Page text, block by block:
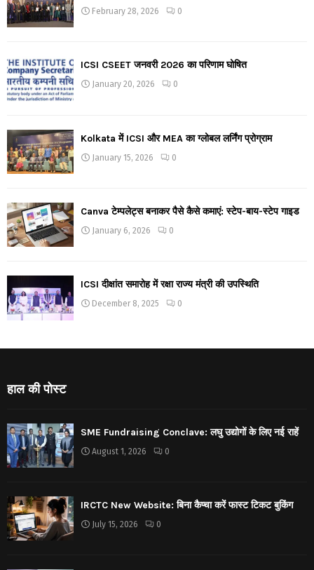
February 28, 2026 0
ICSI CSEET जनवरी 2026 का परिणाम घोषित
January 20, 2026 0
Kolkata में ICSI और MEA का ग्लोबल लर्निंग प्रोग्राम
January 15, 2026 0
Canva टेम्पलेट्स बनाकर पैसे कैसे कमाएं: स्टेप-बाय-स्टेप गाइड
January 6, 2026 0
ICSI दीक्षांत समारोह में रक्षा राज्य मंत्री की उपस्थिति
December 8, 2025 0
हाल की पोस्ट
SME Fundraising Conclave: लघु उद्योगों के लिए नई राहें
August 1, 2026 0
IRCTC New Website: बिना कैप्चा करें फास्ट टिकट बुकिंग
July 15, 2026 0